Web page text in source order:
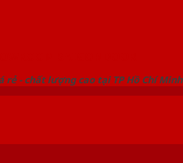
rẻ - chất lượng cao tại TP Hồ Chí Minh